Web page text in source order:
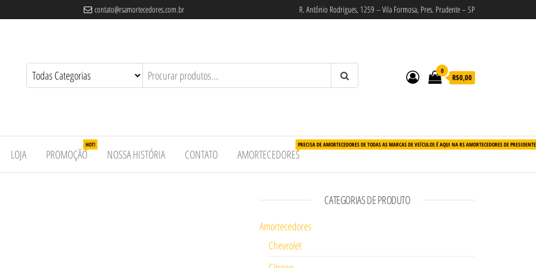
contato@rsamortecedores.com.br R. Antônio Rodrigues, 1259 – Vila Formosa, Pres. Prudente – SP
0
R$0,00
LOJA PROMOÇÃO
HOT!
NOSSA HISTÓRIA CONTATO AMORTECEDORES
PRECISA DE AMORTECEDORES DE TODAS AS MARCAS DE VEÍCULOS É AQUI NA RS AMORTECEDORES DE
CATEGORIAS DE PRODUTO
Amortecedores
Chevrolet